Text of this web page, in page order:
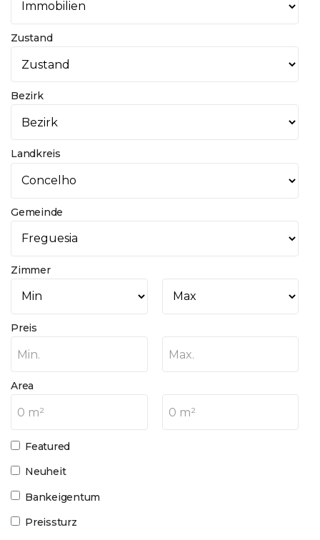
Zustand
Bezirk
Landkreis
Gemeinde
Zimmer
Preis
Min. Max.
Area
0 m² 0 m²
Featured
Neuheit
Bankeigentum
Preissturz